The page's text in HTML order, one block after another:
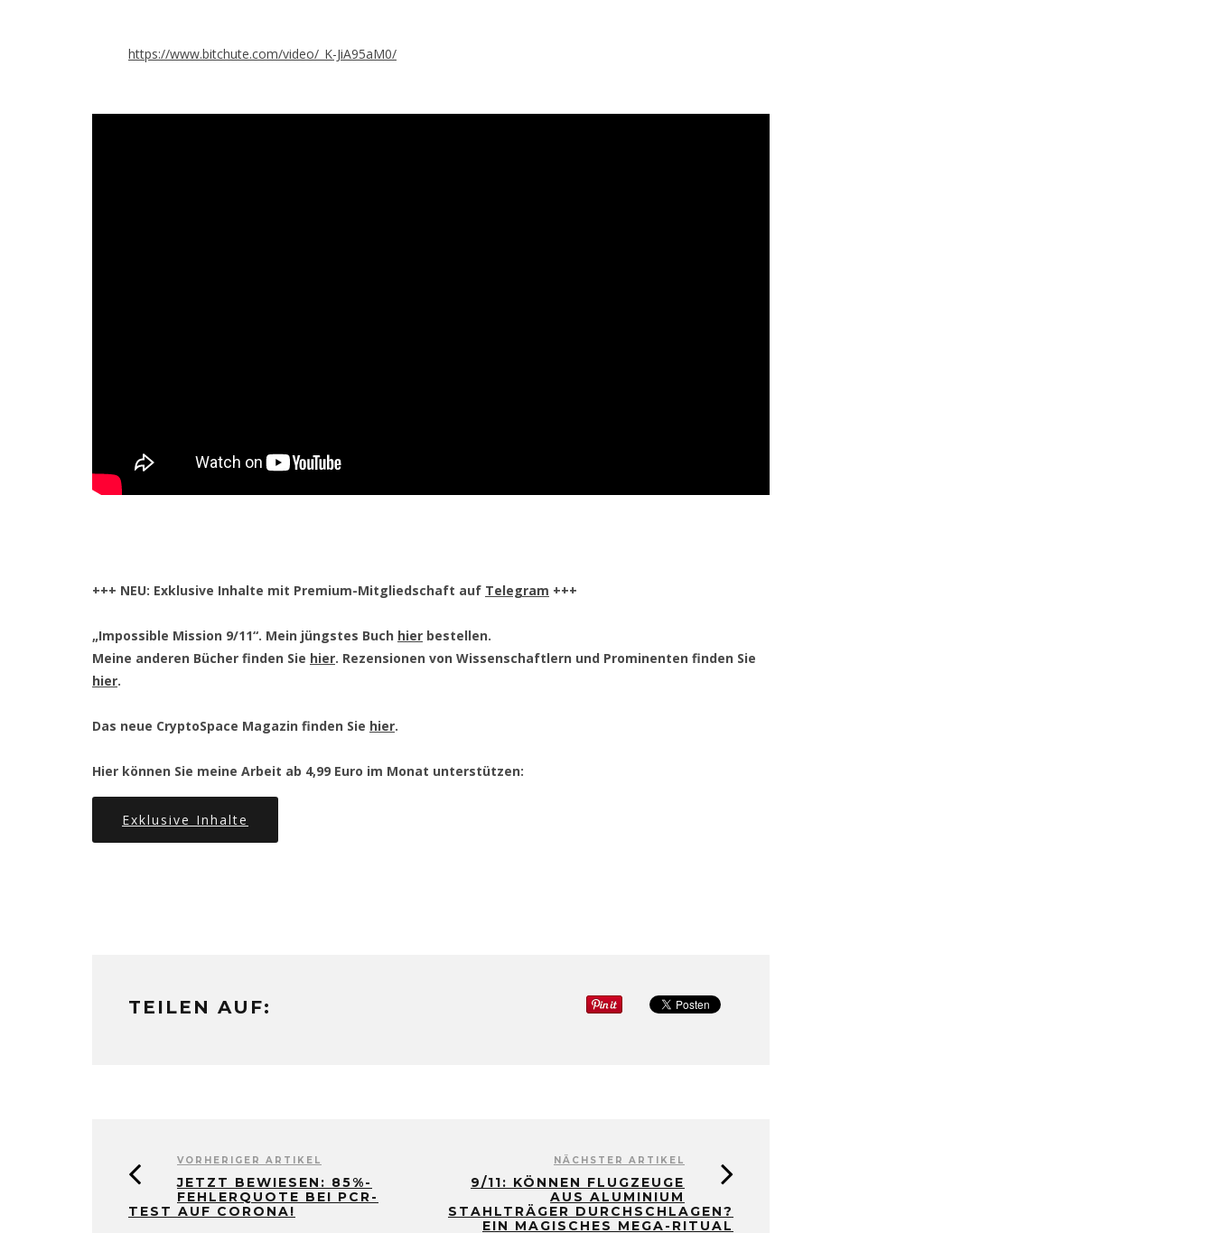
https://www.bitchute.com/video/_K-JiA95aM0/
+++ NEU: Exklusive Inhalte mit Premium-Mitgliedschaft auf Telegram +++
„Impossible Mission 9/11“. Mein jüngstes Buch hier bestellen.
Meine anderen Bücher finden Sie hier. Rezensionen von Wissenschaftlern und Prominenten finden Sie
hier.
Das neue CryptoSpace Magazin finden Sie hier.
Hier können Sie meine Arbeit ab 4,99 Euro im Monat unterstützen:
Exklusive Inhalte
TEILEN AUF:
VORHERIGER ARTIKEL
JETZT BEWIESEN: 85%-
FEHLERQUOTE BEI PCR-
TEST AUF CORONA!
NÄCHSTER ARTIKEL
9/11: KÖNNEN FLUGZEUGE
AUS ALUMINIUM
STAHLTRÄGER DURCHSCHLAGEN?
EIN MAGISCHES MEGA-RITUAL